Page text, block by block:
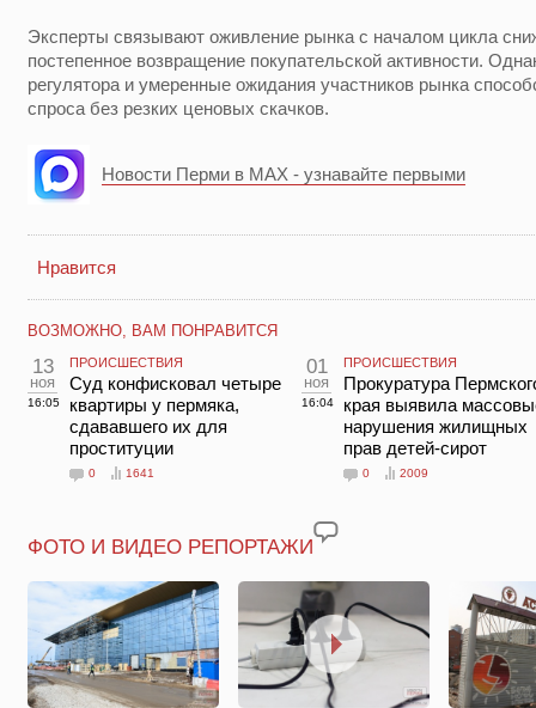
Эксперты связывают оживление рынка с началом цикла
постепенное возвращение покупательской активности.
регулятора и умеренные ожидания участников рынка
спроса без резких ценовых скачков.
Новости Перми в MAX - узнавайте первыми
Нравится
ВОЗМОЖНО, ВАМ ПОНРАВИТСЯ
13
ноя
16:05
ПРОИСШЕСТВИЯ
Суд конфисковал четыре
квартиры у пермяка,
сдававшего их для
проституции
0 1641
01
ноя
16:04
ПРОИСШЕСТВИЯ
Прокуратура
края выявила
нарушения жилищных
прав детей-сирот
0 2009
ФОТО И ВИДЕО РЕПОРТАЖИ